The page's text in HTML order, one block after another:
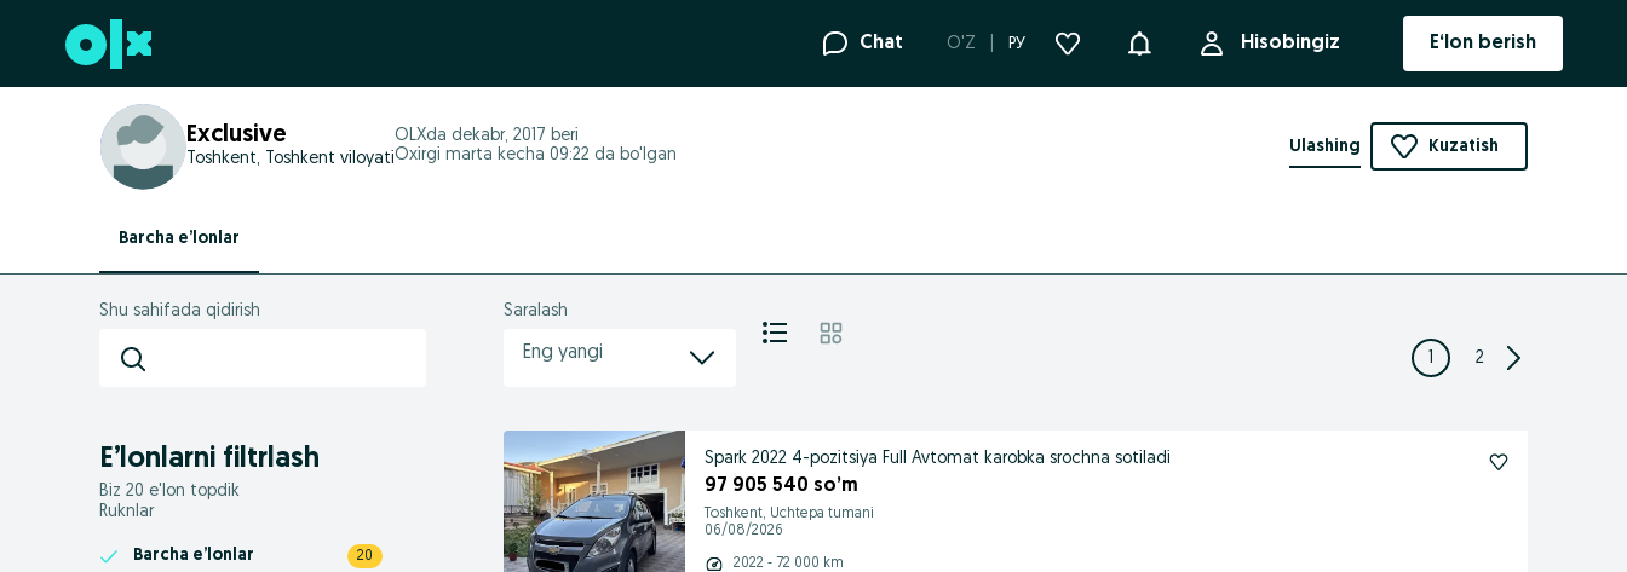
Futerga oʻtish Chat O'Z РУ Bildirishnoma Hisobingiz E‘lon berish
Exclusive
Toshkent, Toshkent viloyati
OLXda dekabr, 2017 beri
Oxirgi marta kecha 09:22 da bo'lgan
Kuzatish
Ulashing
Barcha e’lonlar
Shu sahifada qidirish
E’lonlarni filtrlash
Biz 20 e'lon topdik
Ruknlar
Barcha e’lonlar 20
Saralash
Eng yangi 1 2
Spark 2022 4-pozitsiya Full Avtomat karobka srochna sotiladi
97 905 540 so’m
Toshkent, Uchtepa tumani
06/08/2026
2022 - 72 000 km